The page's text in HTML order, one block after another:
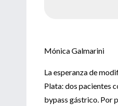
Mónica Galmarini
La esperanza de
Plata: dos pacientes
bypass gástrico. Por